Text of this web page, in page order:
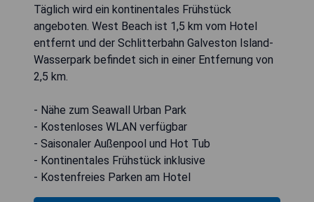
Täglich wird ein kontinentales Frühstück
angeboten. West Beach ist 1,5 km vom Hotel
entfernt und der Schlitterbahn Galveston Island-
Wasserpark befindet sich in einer Entfernung von
2,5 km.
- Nähe zum Seawall Urban Park
- Kostenloses WLAN verfügbar
- Saisonaler Außenpool und Hot Tub
- Kontinentales Frühstück inklusive
- Kostenfreies Parken am Hotel